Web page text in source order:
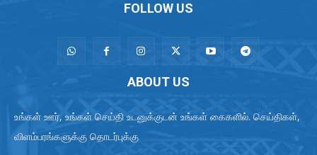
FOLLOW US
ABOUT US
உங்கள் ஊர், உங்கள் செய்தி உடனுக்குடன் உங்கள் கைகளில். செய்திகள்,
விளம்பரங்களுக்கு தொடர்புக்கு